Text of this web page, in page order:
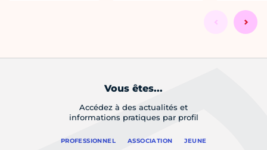
Vous êtes...
Accédez à des actualités et
informations pratiques par profil
PROFESSIONNEL ASSOCIATION JEUNE